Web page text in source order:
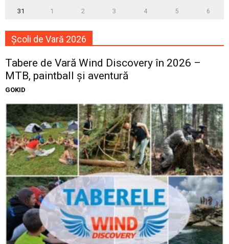
31 1 2 3 4 5 6
Școli de Vară 2026
Tabere de Vară Wind Discovery în 2026 –
MTB, paintball și aventură
GOKID